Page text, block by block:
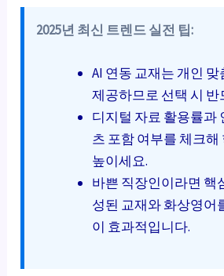
2025년 최신 트렌드 실전 팁:
AI 연동 교재는 개인
제공하므로 선택 시
디지털 자료 활용률과
츠 포함 여부를 체크해
높이세요.
바쁜 직장인이라면 핵
성된 교재와 화상영어
이 효과적입니다.